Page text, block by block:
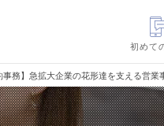
初めて
事務】急拡大企業の花形達を支える営